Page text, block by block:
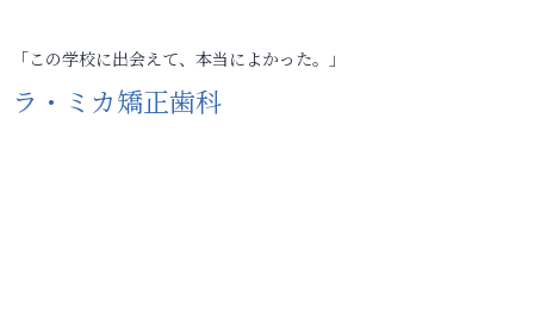
「この学校に出会えて、本当によかった。」
ラ・ミカ矯正歯科